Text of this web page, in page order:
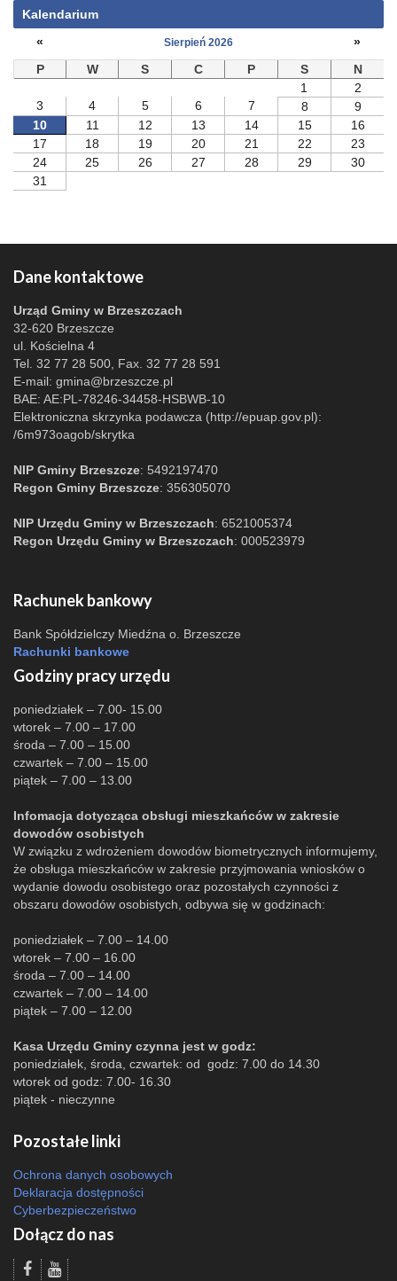
Kalendarium
«
Sierpień 2026
»
P
W S C P S
N
1
2
3
4 5 6 7 8
9
10
11 12 13 14 15
16
17
18 19 20 21 22
23
24
25 26 27 28 29
30
31
Dane kontaktowe
Urząd Gminy w Brzeszczach
32-620 Brzeszcze
ul. Kościelna 4
Tel. 32 77 28 500, Fax. 32 77 28 591
E-mail: gmina@brzeszcze.pl
BAE: AE:PL-78246-34458-HSBWB-10
Elektroniczna skrzynka podawcza (http://epuap.gov.pl):
/6m973oagob/skrytka
NIP Gminy Brzeszcze: 5492197470
Regon Gminy Brzeszcze: 356305070
NIP Urzędu Gminy w Brzeszczach: 6521005374
Regon Urzędu Gminy w Brzeszczach: 000523979
Rachunek bankowy
Bank Spółdzielczy Miedźna o. Brzeszcze
Rachunki bankowe
Godziny pracy urzędu
poniedziałek – 7.00- 15.00
wtorek – 7.00 – 17.00
środa – 7.00 – 15.00
czwartek – 7.00 – 15.00
piątek – 7.00 – 13.00
Infomacja dotycząca obsługi mieszkańców w zakresie
dowodów osobistych
W związku z wdrożeniem dowodów biometrycznych informujemy,
że obsługa mieszkańców w zakresie przyjmowania wniosków o
wydanie dowodu osobistego oraz pozostałych czynności z
obszaru dowodów osobistych, odbywa się w godzinach:
poniedziałek – 7.00 – 14.00
wtorek – 7.00 – 16.00
środa – 7.00 – 14.00
czwartek – 7.00 – 14.00
piątek – 7.00 – 12.00
Kasa Urzędu Gminy czynna jest w godz:
poniedziałek, środa, czwartek: od godz: 7.00 do 14.30
wtorek od godz: 7.00- 16.30
piątek - nieczynne
Pozostałe linki
Ochrona danych osobowych
Deklaracja dostępności
Cyberbezpieczeństwo
Dołącz do nas